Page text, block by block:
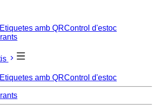
Etiquetes amb QRControl d'estoc
Etiquetes amb QRControl d'estoc